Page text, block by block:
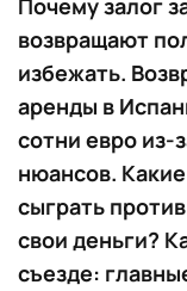
Почему залог
возвращают
избежать.
аренды в
сотни евро из-
нюансов.
сыграть
свои деньги?
съезде: